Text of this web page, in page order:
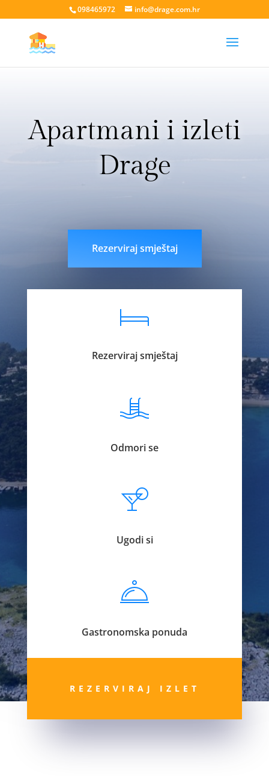
098465972 info@drage.com.hr
Apartmani i izleti
Drage
Rezerviraj smještaj
Rezerviraj smještaj
Odmori se
Ugodi si
Gastronomska ponuda
REZERVIRAJ IZLET